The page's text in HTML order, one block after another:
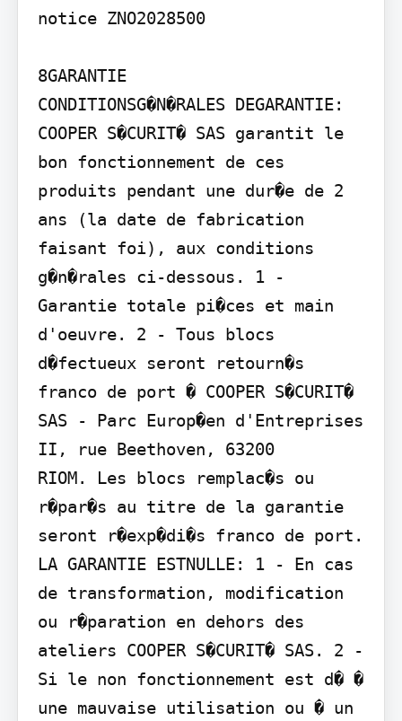
notice ZNO2028500
8GARANTIE
CONDITIONSG�N�RALES DEGARANTIE:
COOPER S�CURIT� SAS garantit le
bon fonctionnement de ces
produits pendant une dur�e de 2
ans (la date de fabrication
faisant foi), aux conditions
g�n�rales ci-dessous. 1 -
Garantie totale pi�ces et main
d'oeuvre. 2 - Tous blocs
d�fectueux seront retourn�s
franco de port � COOPER S�CURIT�
SAS - Parc Europ�en d'Entreprises
II, rue Beethoven, 63200
RIOM. Les blocs remplac�s ou
r�par�s au titre de la garantie
seront r�exp�di�s franco de port.
LA GARANTIE ESTNULLE: 1 - En cas
de transformation, modification
ou r�paration en dehors des
ateliers COOPER S�CURIT� SAS. 2 -
Si le non fonctionnement est d� �
une mauvaise utilisation ou � un